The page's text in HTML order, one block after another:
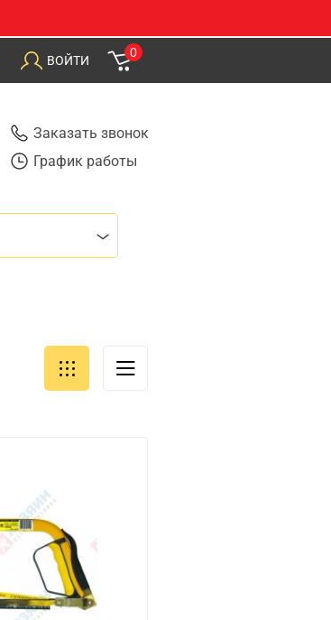
ВОЙТИ
0
Заказать звонок
График работы